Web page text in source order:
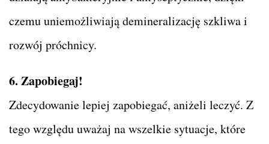
czemu uniemożliwiają demineralizację szkliwa i
rozwój próchnicy.
6. Zapobiegaj!
Zdecydowanie lepiej zapobiegać, aniżeli leczyć. Z
tego względu uważaj na wszelkie sytuacje, które